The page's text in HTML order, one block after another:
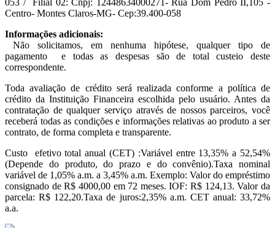
Centro- Montes Claros-MG- Cep:39.400-058
Informações adicionais:
Não solicitamos, em nenhuma hipótese, qualquer tipo de
pagamento e todas as despesas são de total custeio deste
correspondente.
Toda avaliação de crédito será realizada conforme a política de
crédito da Instituição Financeira escolhida pelo usuário. Antes da
contratação de qualquer serviço através de nossos parceiros, você
receberá todas as condições e informações relativas ao produto a ser
contrato, de forma completa e transparente.
Custo efetivo total anual (CET) :Variável entre 13,35% a 52,54%
(Depende do produto, do prazo e do convênio).Taxa nominal
variável de 1,05% a.m. a 3,45% a.m. Exemplo: Valor do empréstimo
consignado de R$ 4000,00 em 72 meses. IOF: R$ 124,13. Valor da
parcela: R$ 122,20.Taxa de juros:2,35% a.m. CET anual: 33,72%
a.a.